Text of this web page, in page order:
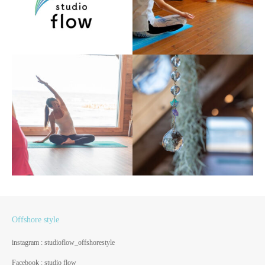
Offshore style
instagram : studioflow_offshorestyle
Facebook : studio flow